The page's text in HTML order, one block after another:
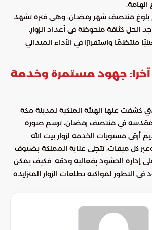
الهامة.
بلوغ منتصف شهر رمضان، وهي فترة تشهد
الحل كثافة ملحوظة في أعداد الزوار.
منتظمًا واستقرارًا في الأداء الميداني
آخرا: جهود مستمرة وخدمة
كشفت عنها الهيئة الملكية لمدينة مكة
في منتصف رمضان، ترسم صورة
أرقى مستويات الخدمة لزوار بيت الله
كل ميقات، تتجلى عناية المملكة بضيوف
على إدارة الحشود بفعالية ودقة. فكيف يمكن
التطور لمواكبة تطلعات الزوار المتزايدة